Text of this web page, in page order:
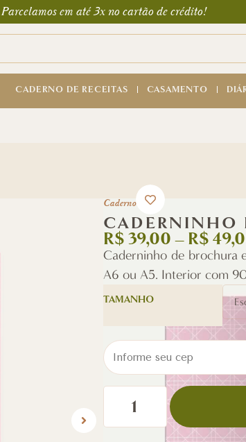
Parcelamos em até 3x no cartão de crédito!
CADERNO DE RECEITAS CASAMENTO
Caderno
CADERNINHO
R$39,00–R$
Caderninho de brochura
A6 ou A5. Interior com 90
TAMANHO